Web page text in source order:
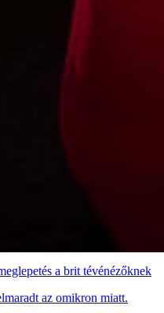
a brit tévénézőknek
az omikron miatt.